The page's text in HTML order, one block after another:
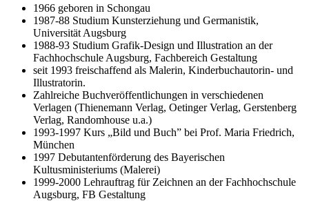
1966 geboren in Schongau
1987-88 Studium Kunsterziehung und Germanistik,
Universität Augsburg
1988-93 Studium Grafik-Design und Illustration an der
Fachhochschule Augsburg, Fachbereich Gestaltung
seit 1993 freischaffend als Malerin, Kinderbuchautorin- und
Illustratorin.
Zahlreiche Buchveröffentlichungen in verschiedenen
Verlagen (Thienemann Verlag, Oetinger Verlag, Gerstenberg
Verlag, Randomhouse u.a.)
1993-1997 Kurs „Bild und Buch” bei Prof. Maria Friedrich,
München
1997 Debutantenförderung des Bayerischen
Kultusministeriums (Malerei)
1999-2000 Lehrauftrag für Zeichnen an der Fachhochschule
Augsburg, FB Gestaltung